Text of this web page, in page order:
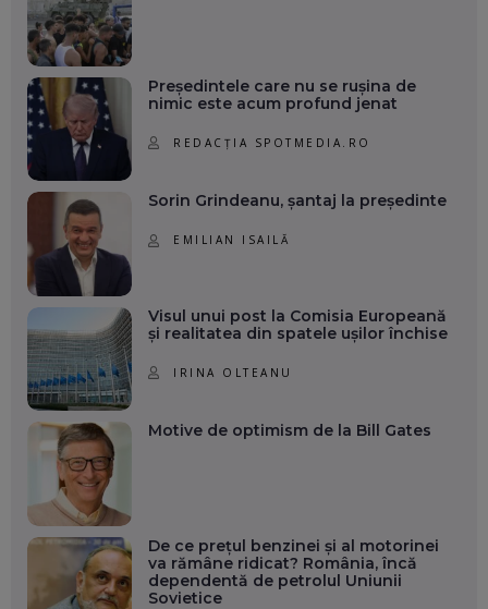
Președintele care nu se rușina de
nimic este acum profund jenat
REDACȚIA SPOTMEDIA.RO
Sorin Grindeanu, șantaj la președinte
EMILIAN ISAILĂ
Visul unui post la Comisia Europeană
și realitatea din spatele ușilor închise
IRINA OLTEANU
Motive de optimism de la Bill Gates
De ce prețul benzinei și al motorinei
va rămâne ridicat? România, încă
dependentă de petrolul Uniunii
Sovietice